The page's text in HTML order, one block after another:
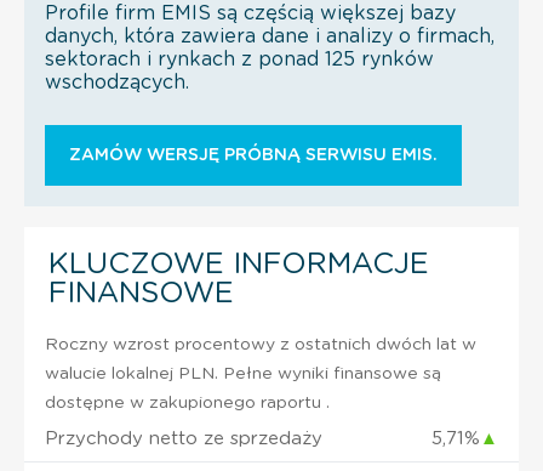
Profile firm EMIS są częścią większej bazy
danych, która zawiera dane i analizy o firmach,
sektorach i rynkach z ponad 125 rynków
wschodzących.
ZAMÓW WERSJĘ PRÓBNĄ SERWISU EMIS.
KLUCZOWE INFORMACJE
FINANSOWE
Roczny wzrost procentowy z ostatnich dwóch lat w
walucie lokalnej PLN. Pełne wyniki finansowe są
dostępne w zakupionego raportu .
Przychody netto ze sprzedaży 5,71% ▲